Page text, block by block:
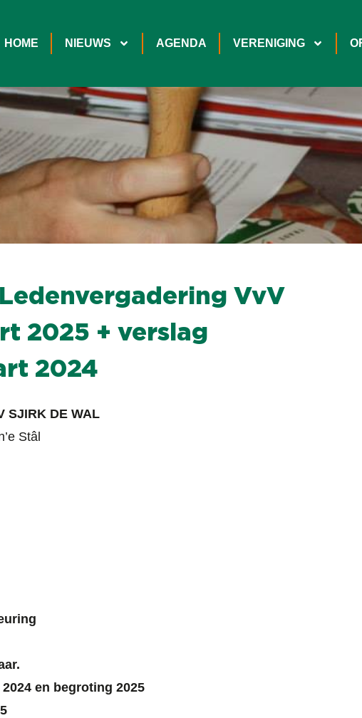
HOME NIEUWS AGENDA VERENIGING
VvV
2025 + verslag
2024
SJIRK DE WAL
Stâl
en begroting 2025